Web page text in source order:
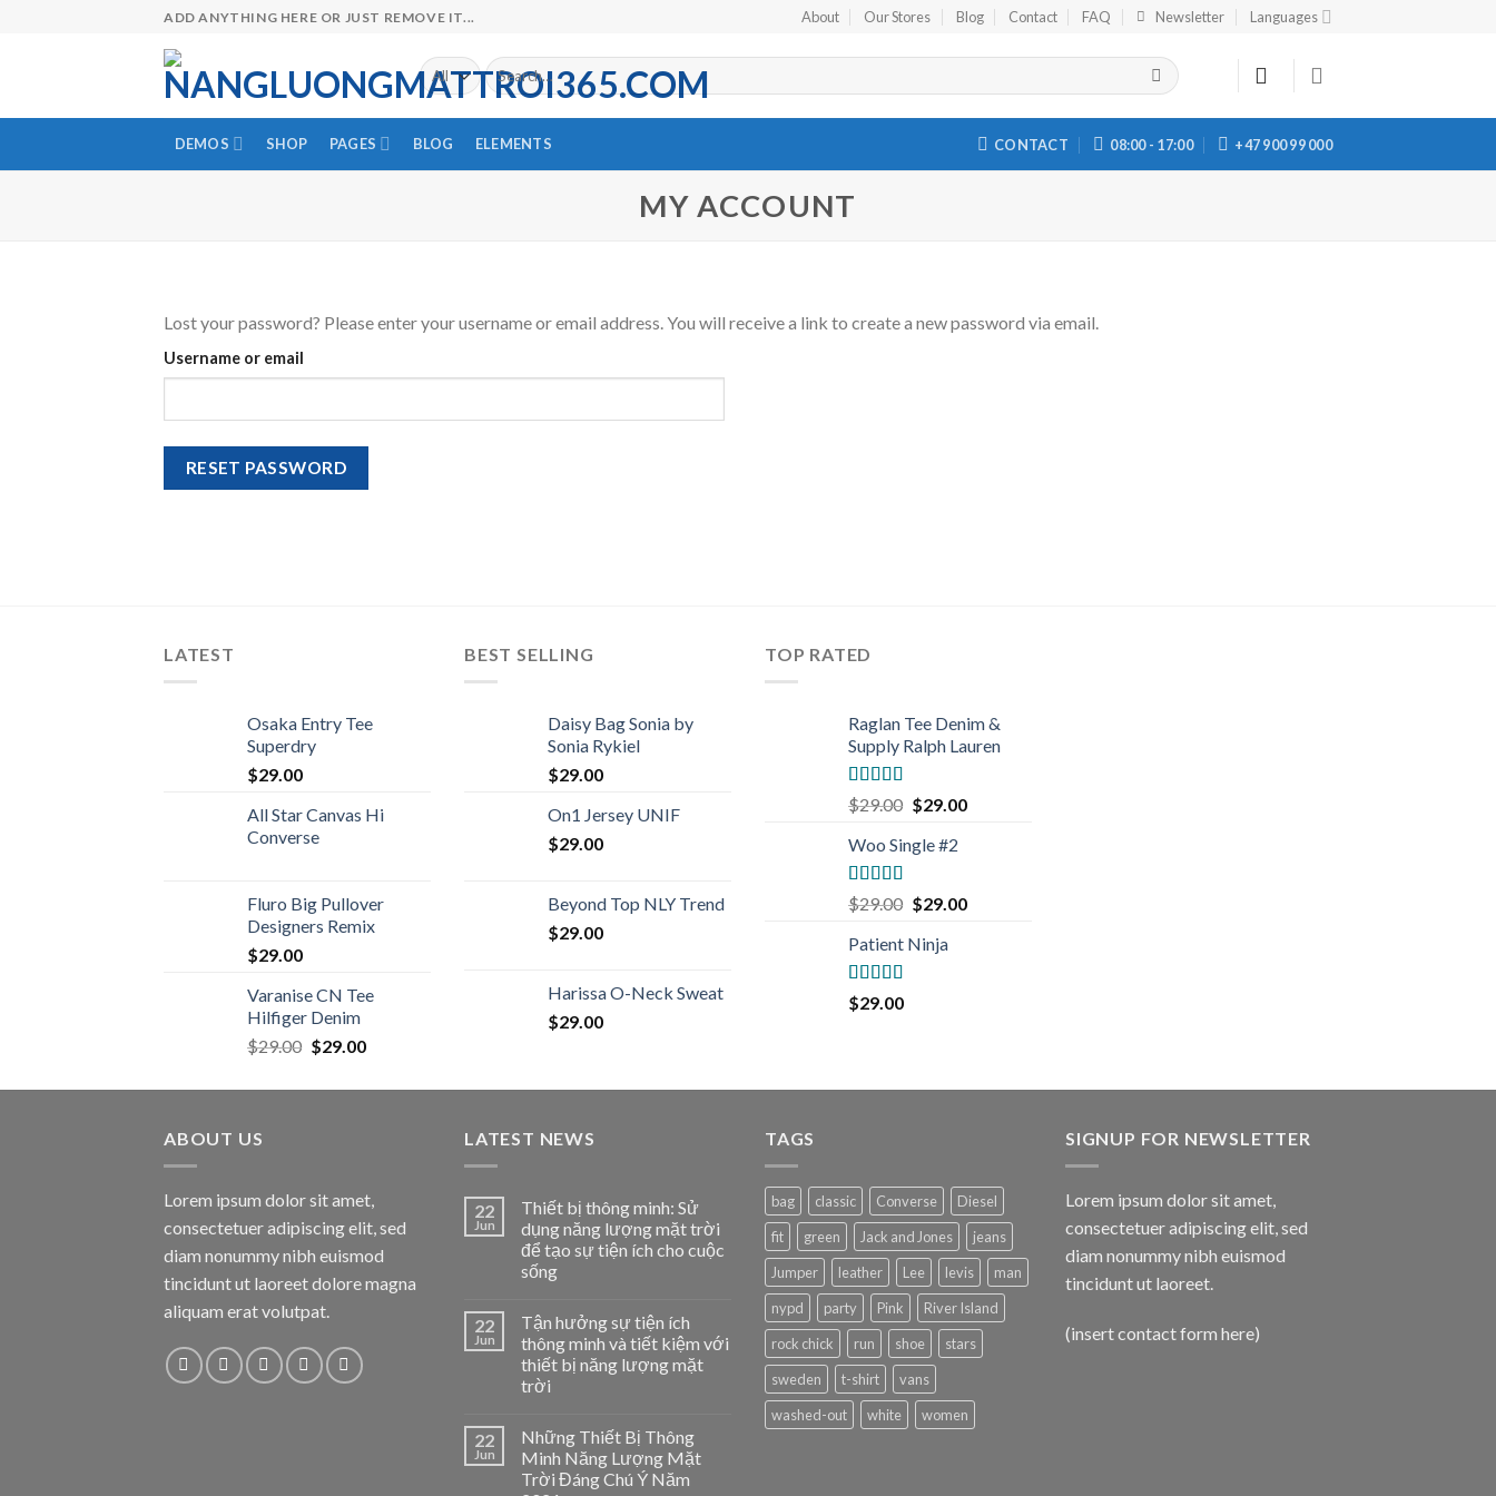
ADD ANYTHING HERE OR JUST REMOVE IT... About Our Stores Blog Contact FAQ Newsletter Languages
Search
for:
DEMOS SHOP PAGES BLOG ELEMENTS CONTACT 08:00 - 17:00 +47 900 99 000
MY ACCOUNT
Lost your password? Please enter your username or email address. You will receive a link to create a new password via email.
Username or email
RESET PASSWORD
LATEST
Osaka Entry Tee
Superdry
$29.00
All Star Canvas Hi
Converse
Fluro Big Pullover
Designers Remix
$29.00
Varanise CN Tee
Hilfiger Denim
$29.00 $29.00
BEST SELLING
Daisy Bag Sonia by
Sonia Rykiel
$29.00
On1 Jersey UNIF
$29.00
Beyond Top NLY Trend
$29.00
Harissa O-Neck Sweat
$29.00
TOP RATED
Raglan Tee Denim &
Supply Ralph Lauren
Rated5.00
out of 5
$29.00 $29.00
Woo Single #2
Rated4.75
out of 5
$29.00 $29.00
Patient Ninja
Rated4.67
out of 5
$29.00
ABOUT US
Lorem ipsum dolor sit amet,
consectetuer adipiscing elit, sed
diam nonummy nibh euismod
tincidunt ut laoreet dolore magna
aliquam erat volutpat.
LATEST NEWS
22
Jun
Thiết bị thông minh: Sử
dụng năng lượng mặt trời
để tạo sự tiện ích cho cuộc
sống
22
Jun
Tận hưởng sự tiện ích
thông minh và tiết kiệm với
thiết bị năng lượng mặt
trời
22
Jun
Những Thiết Bị Thông
Minh Năng Lượng Mặt
Trời Đáng Chú Ý Năm
TAGS
bag classic Converse
Diesel
fit
green Jack and Jones
jeans
Jumper
leather Lee levis
man
nypd
party Pink
River Island
rock chick
run shoe
stars
sweden
t-shirt
vans
washed-out
white women
SIGNUP FOR NEWSLETTER
Lorem ipsum dolor sit amet,
consectetuer adipiscing elit, sed
diam nonummy nibh euismod
tincidunt ut laoreet.
(insert contact form here)